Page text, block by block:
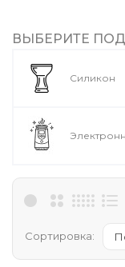
ВЫБЕРИТЕ
Силикон
Сортировка: